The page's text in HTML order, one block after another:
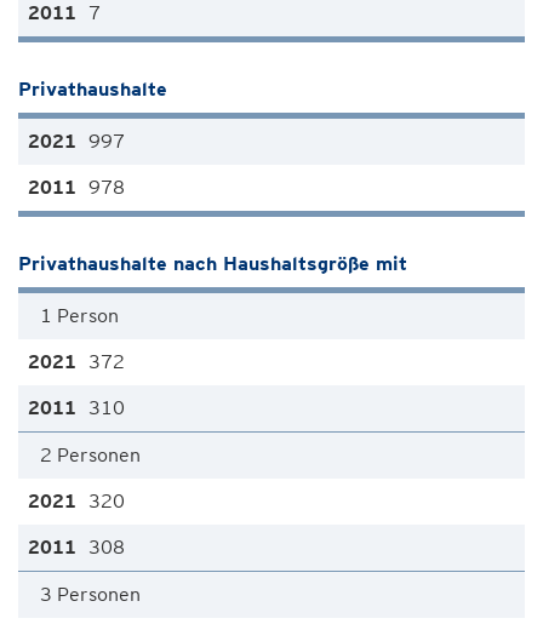
7
Privathaushalte
997
978
Privathaushalte nach Haushaltsgröße mit
1 Person
372
310
2 Personen
320
308
3 Personen